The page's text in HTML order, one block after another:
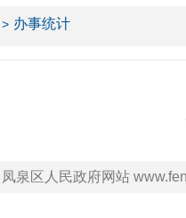
办事统计
凤泉区人民政府网站